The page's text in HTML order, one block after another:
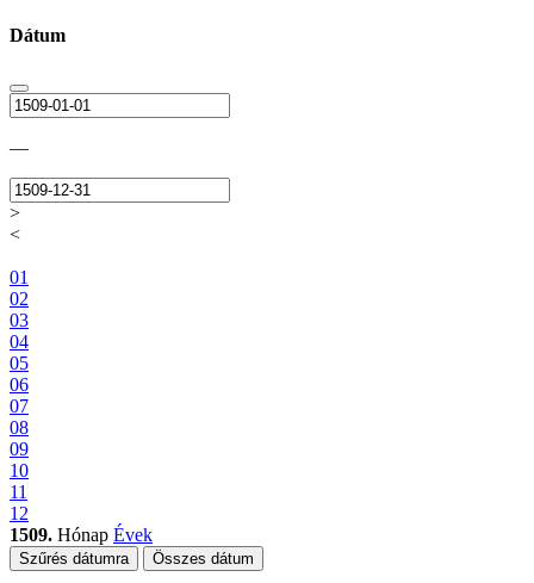
Dátum
—
>
<
01
02
03
04
05
06
07
08
09
10
11
12
1509. Hónap Évek
Szűrés dátumra Összes dátum